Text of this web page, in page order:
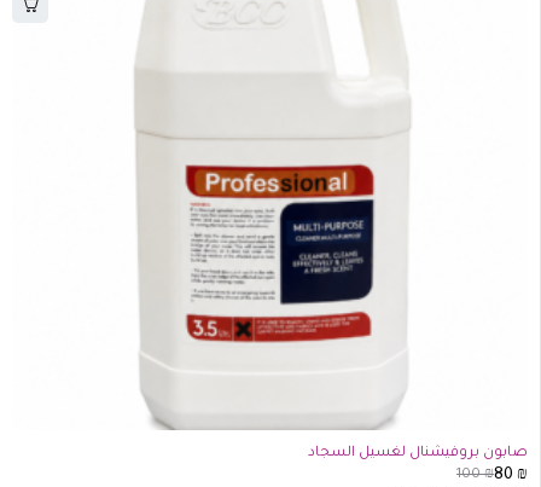
صابون بروفيشنال لغسيل السجاد
100₪80